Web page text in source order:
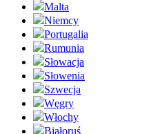
Malta
Niemcy
Portugalia
Rumunia
Słowacja
Słowenia
Szwecja
Węgry
Włochy
Białoruś